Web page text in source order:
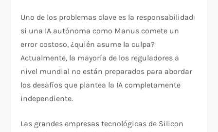
Uno de los problemas clave es la responsabilidad:
si una IA autónoma como Manus comete un
error costoso, ¿quién asume la culpa?
Actualmente, la mayoría de los reguladores a
nivel mundial no están preparados para abordar
los desafíos que plantea la IA completamente
independiente.
Las grandes empresas tecnológicas de Silicon